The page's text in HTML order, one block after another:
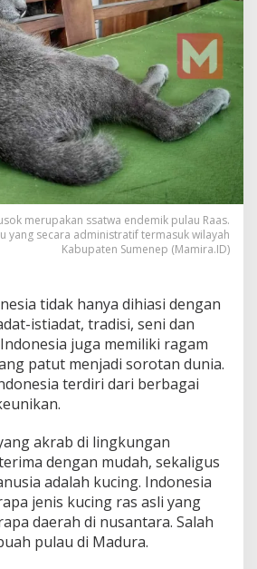
merupakan ssatwa endemik pulau Raas.
yang secara administratif termasuk wilayah
Kabupaten Sumenep (Mamira.ID)
tidak hanya dihiasi dengan
istiadat, tradisi, seni dan
juga memiliki ragam
patut menjadi sorotan dunia.
terdiri dari berbagai
akrab di lingkungan
dengan mudah, sekaligus
adalah kucing. Indonesia
jenis kucing ras asli yang
daerah di nusantara. Salah
pulau di Madura.